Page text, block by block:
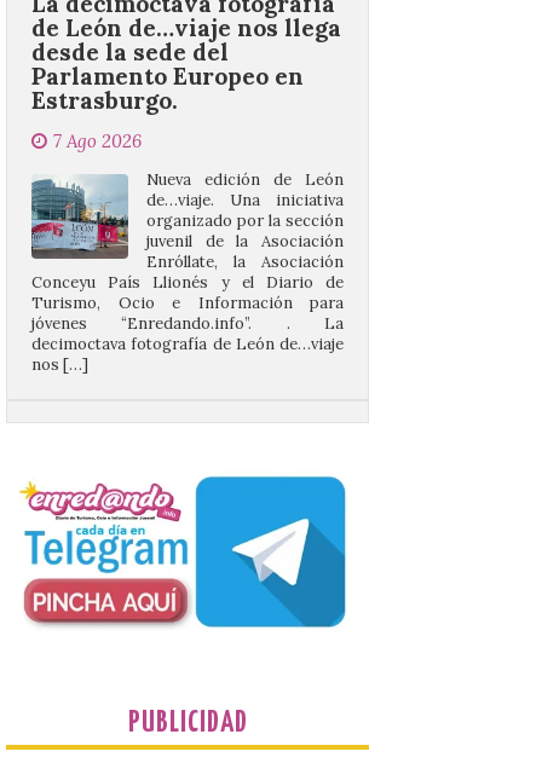
Parlamento Europeo en
Estrasburgo.
7 Ago 2026
Nueva edición de León
juvenil de la Asociación
Enróllate, la Asociación
Conceyu País Llionés y el Diario de
Turismo, Ocio e Información para
jóvenes “Enredando.info”. . La
decimoctava fotografía de León de…viaje
nos […]
UPL insta a la Junta a
castillo del Asmesnal, un
7 Ago 2026
Un Bien de Interés
Cultural abandonado
desde 1949. Los
procuradores leonesistas
plantean que la Junta
contacte cuanto antes con los
Unión del Pueblo […]
PUBLICIDAD